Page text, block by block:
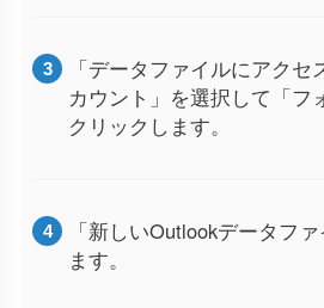
「データファイルにアク
カウント」を選択して「フ
クリックします。
「新しいOutlookデータフ
ます。